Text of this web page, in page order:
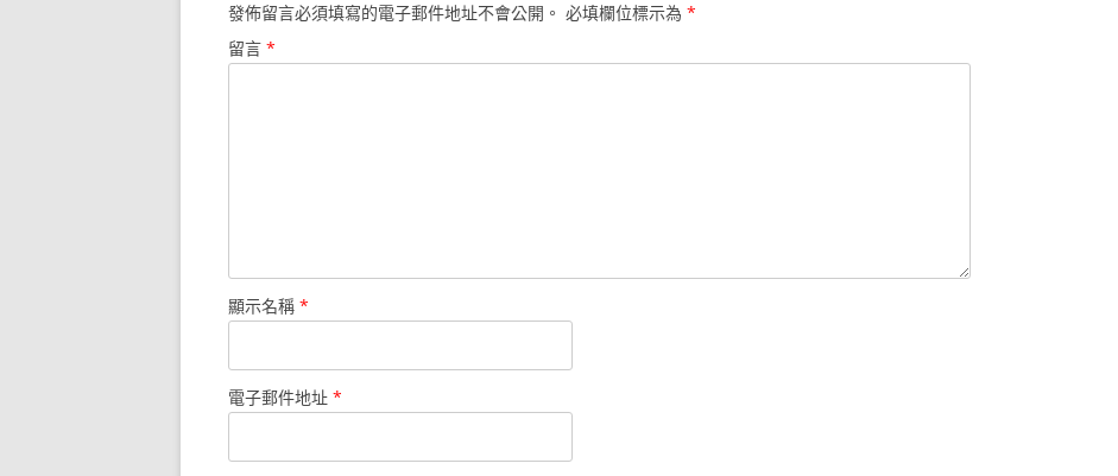
發佈留言必須填寫的電子郵件地址不會公開。 必填欄位標示為 *
留言 *
顯示名稱 *
電子郵件地址 *